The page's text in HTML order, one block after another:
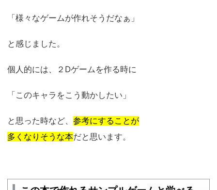
「様々なゲームが作れそうだなぁ」
と感じました。
個人的には、２Dゲームを作る時に
「このキャラをこう動かしたい」
と思った時など、 参考にすることが
多くなりそうな本だと思います。